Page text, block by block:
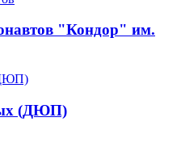
"Кондор" им.
(ДЮП)